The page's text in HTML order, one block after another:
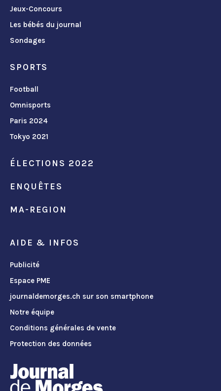
Jeux-Concours
Les bébés du journal
Sondages
SPORTS
Football
Omnisports
Paris 2024
Tokyo 2021
ÉLECTIONS 2022
ENQUÊTES
MA-REGION
AIDE & INFOS
Publicité
Espace PME
journaldemorges.ch sur son smartphone
Notre équipe
Conditions générales de vente
Protection des données